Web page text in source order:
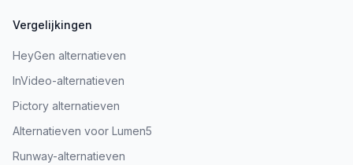
Vergelijkingen
HeyGen alternatieven
InVideo-alternatieven
Pictory alternatieven
Alternatieven voor Lumen5
Runway-alternatieven